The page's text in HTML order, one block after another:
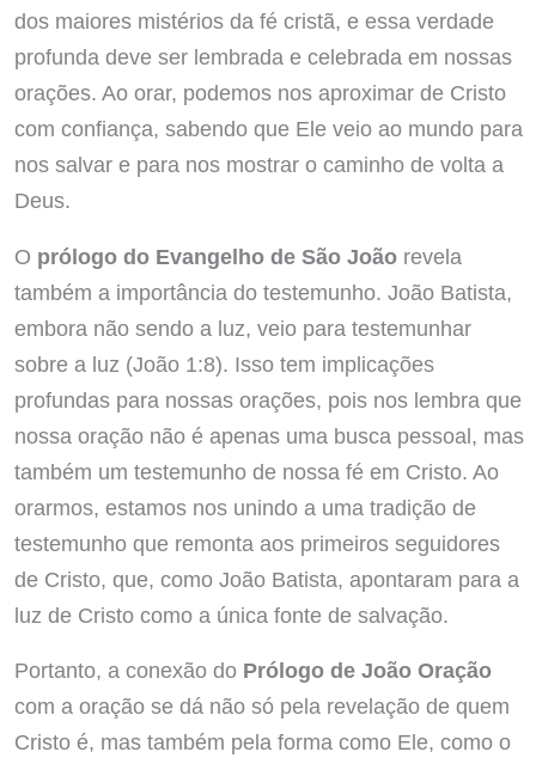
dos maiores mistérios da fé cristã, e essa verdade
profunda deve ser lembrada e celebrada em nossas
orações. Ao orar, podemos nos aproximar de Cristo
com confiança, sabendo que Ele veio ao mundo para
nos salvar e para nos mostrar o caminho de volta a
Deus.
O prólogo do Evangelho de São Joãorevela
também a importância do testemunho. João Batista,
embora não sendo a luz, veio para testemunhar
sobre a luz (João 1:8). Isso tem implicações
profundas para nossas orações, pois nos lembra que
nossa oração não é apenas uma busca pessoal, mas
também um testemunho de nossa fé em Cristo. Ao
orarmos, estamos nos unindo a uma tradição de
testemunho que remonta aos primeiros seguidores
de Cristo, que, como João Batista, apontaram para a
luz de Cristo como a única fonte de salvação.
Portanto, a conexão do Prólogo de João Oração
com a oração se dá não só pela revelação de quem
Cristo é, mas também pela forma como Ele, como o